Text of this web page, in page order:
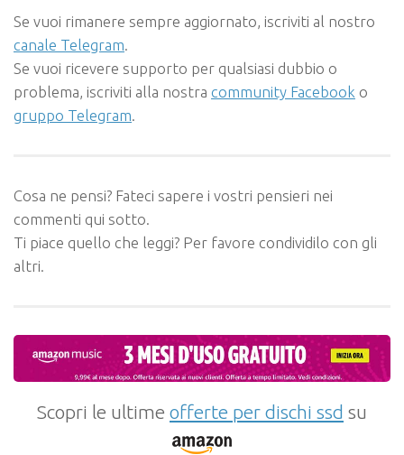
Se vuoi rimanere sempre aggiornato, iscriviti al nostro
canale Telegram.
Se vuoi ricevere supporto per qualsiasi dubbio o
problema, iscriviti alla nostra community Facebook o
gruppo Telegram.
Cosa ne pensi? Fateci sapere i vostri pensieri nei
commenti qui sotto.
Ti piace quello che leggi? Per favore condividilo con gli
altri.
Scopri le ultime offerte per dischi ssd su